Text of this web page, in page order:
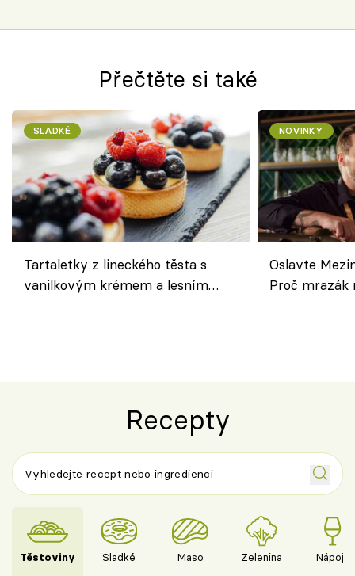
Přečtěte si také
SLADKÉ
Tartaletky z lineckého těsta s
vanilkovým krémem a lesním
NOVINKY
Oslavte
Proč
Recepty
Těstoviny Sladké Maso Zelenina Nápoje